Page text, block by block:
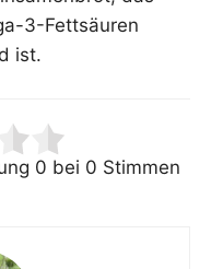
3-Fettsäuren
ist.
0 bei 0 Stimmen